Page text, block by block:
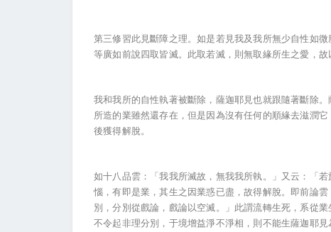
第三修習此見斷障之理。如是若見我及我所無少自性如
等廣如前說四取皆滅。此取若滅，則無取緣所生之愛，故
我和我所的自性執著被斷除，薩迦耶見也就跟隨著斷除
所造的業雖然還存在，但是因為沒有任何的順緣去滋潤
後獲得解脫。
如十八品雲：「我我所滅故，無我我所執。」又云：「
惱，有即是業，其生之因業惑已盡，故得解脫。即前論
別，分別從戲論，戲論以空滅。」此謂流轉生死，系從
不令起非理分別，于境增益淨不淨相，則不能生薩迦耶